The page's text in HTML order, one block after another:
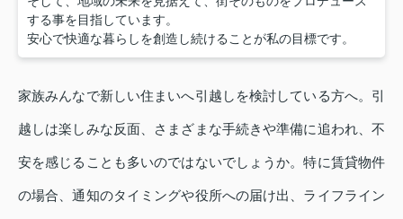
する事を目指しています。
安心で快適な暮らしを創造し続けることが私の目標です。
家族みんなで新しい住まいへ引越しを検討している方へ。引
越しは楽しみな反面、さまざまな手続きや準備に追われ、不
安を感じることも多いのではないでしょうか。特に賃貸物件
の場合、通知のタイミングや役所への届け出、ライフライン